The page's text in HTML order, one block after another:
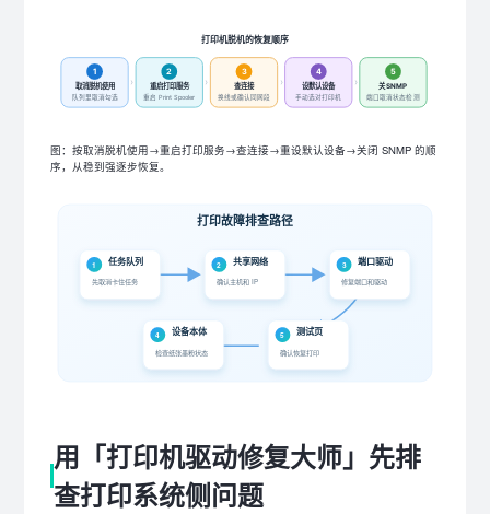
打印机脱机的恢复顺序
1
取消脱机使用
队列里取消勾选
›
2
重启打印服务
重启 Print Spooler
›
3
查连接
换线或确认同网段
›
4
设默认设备
手动选对打印机
›
5
关 SNMP
端口取消状态检测
图：按取消脱机使用→重启打印服务→查连接→重设默认设备→关闭 SNMP 的顺
序，从稳到强逐步恢复。
打印故障排查路径
1 任务队列
先取消卡住任务
2 共享网络
确认主机和 IP
3 端口驱动
修复端口和驱动
4 设备本体
检查纸张墨粉状态
5 测试页
确认恢复打印
用「打印机驱动修复大师」先排
查打印系统侧问题